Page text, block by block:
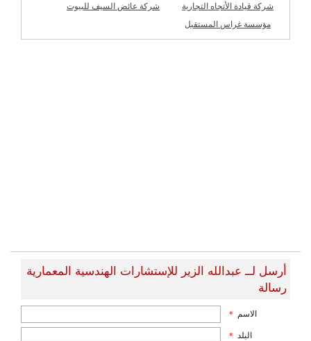
شركة قيادة الأتجاه التجارية
شركة عائض السيف للبيوت
مؤسسة غراس المستقبل
أرسل لــ عبدالله الزير للإستشارات الهندسية المعمارية
رسالة
الاسم *
البلد *